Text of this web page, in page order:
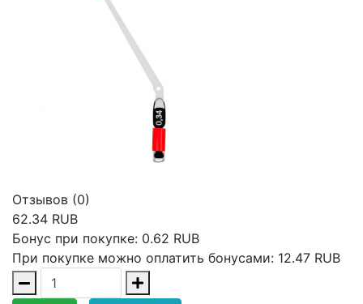
Отзывов (0)
62.34 RUB
Бонус при покупке: 0.62 RUB
При покупке можно оплатить бонусами: 12.47 RUB